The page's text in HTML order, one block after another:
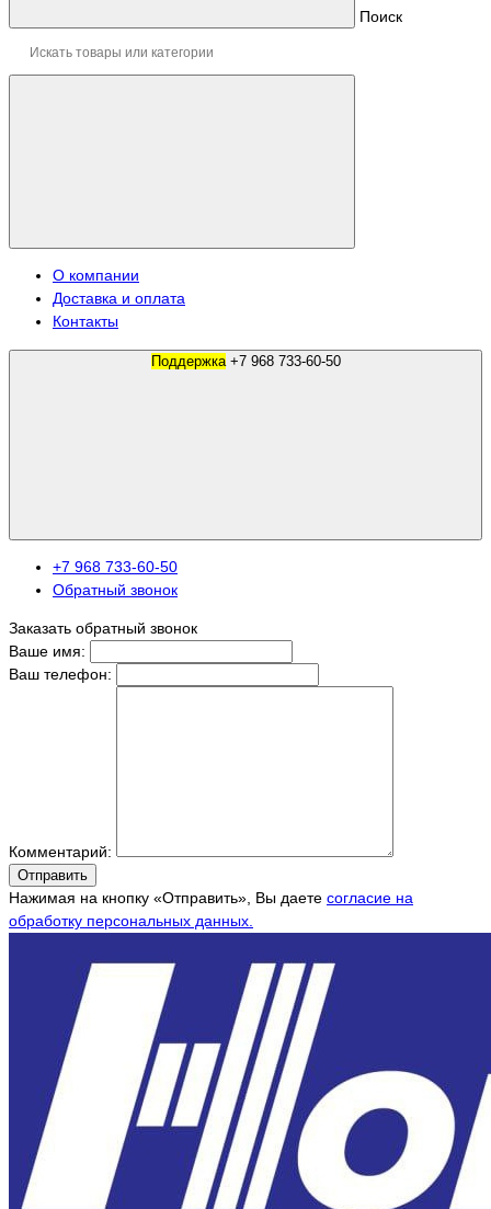
Поиск
О компании
Доставка и оплата
Контакты
Поддержка +7 968 733-60-50
+7 968 733-60-50
Обратный звонок
Заказать обратный звонок
Ваше имя:
Ваш телефон:
Комментарий:
Отправить
Нажимая на кнопку «Отправить», Вы даете согласие на
обработку персональных данных.